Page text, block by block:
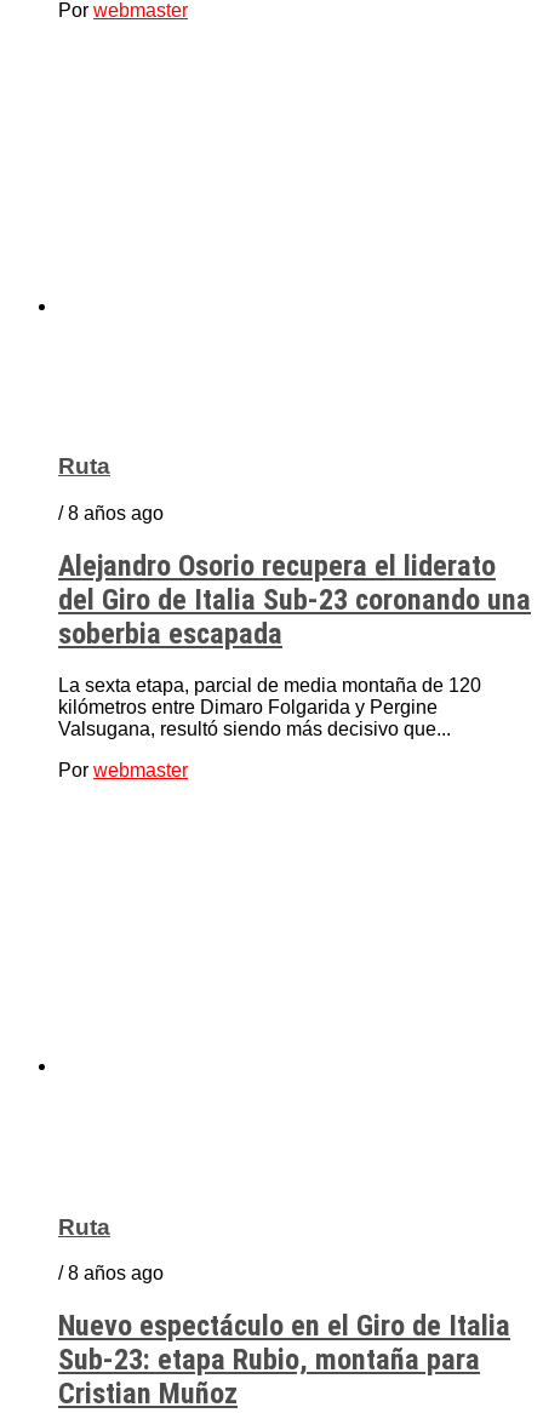
Por webmaster
Ruta
/ 8 años ago
Alejandro Osorio recupera el liderato
del Giro de Italia Sub-23 coronando una
soberbia escapada
La sexta etapa, parcial de media montaña de 120
kilómetros entre Dimaro Folgarida y Pergine
Valsugana, resultó siendo más decisivo que...
Por webmaster
Ruta
/ 8 años ago
Nuevo espectáculo en el Giro de Italia
Sub-23: etapa Rubio, montaña para
Cristian Muñoz